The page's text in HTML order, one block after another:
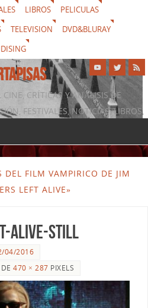
LIBROS
PELICULAS
TELEVISION
DVD&BLURAY
CRÍTICAS Y ANÁLISIS DE
FESTIVALES, NOTICIAS, LIBROS,
Y TODO LO QUE RODEA AL
DEL FILM VAMPIRICO DE JIM
LEFT ALIVE»
Alive-still
04/2016
DE470 × 287 PIXELS